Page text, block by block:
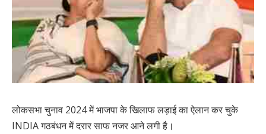
लोकसभा चुनाव 2024 में भाजपा के खिलाफ लड़ाई का ऐलान कर चुके
INDIA गठबंधन में दरार साफ नजर आने लगी है।